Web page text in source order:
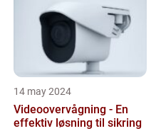
14 may 2024
Videoovervågning - En
effektiv løsning til sikring